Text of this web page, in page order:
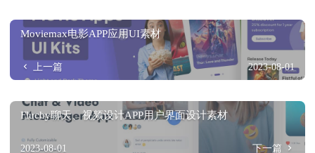
Moviemax电影APP应用UI素材
上一篇 2023-08-01
Fluchy聊天、视频设计APP用户界面设计素材
2023-08-01 下一篇